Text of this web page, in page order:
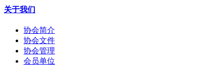
关于我们
协会简介
协会文件
协会管理
会员单位